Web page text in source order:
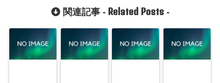
関連記事 - Related Posts-